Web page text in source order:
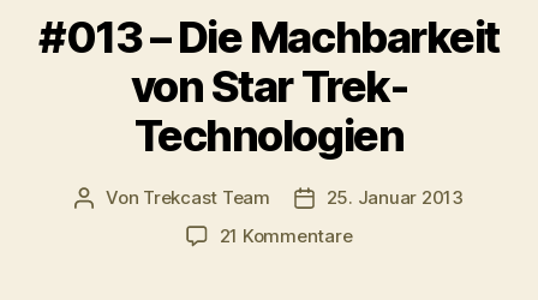
#013 – Die Machbarkeit
von Star Trek-
Technologien
Beitragsautor
Von Trekcast Team Veröffentlichungsdatum
25. Januar 2013
21 Kommentarezu